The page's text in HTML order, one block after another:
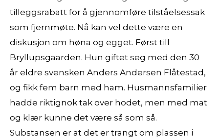
tilleggsrabatt for å gjennomføre tilståelsessak
som fjernmøte. Nå kan vel dette være en
diskusjon om høna og egget. Først till
Bryllupsgaarden. Hun giftet seg med den 30
år eldre svensken Anders Andersen Flåtestad,
og fikk fem barn med ham. Husmannsfamilier
hadde riktignok tak over hodet, men med mat
og klær kunne det være så som så.
Substansen er at det er trangt om plassen i